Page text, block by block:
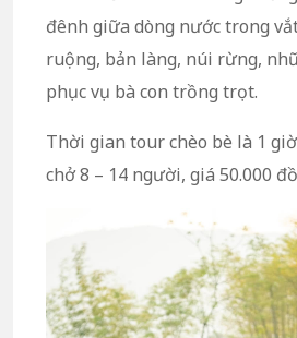
đênh giữa dòng nước trong
ruộng, bản làng, núi rừng,
phục vụ bà con trồng trọt.
Thời gian tour chèo bè là 1
chở 8 – 14 người, giá 50.000